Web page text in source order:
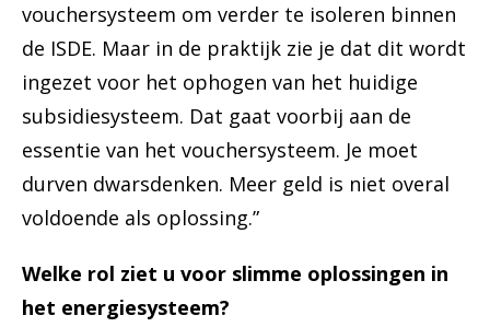
vouchersysteem om verder te isoleren binnen
de ISDE. Maar in de praktijk zie je dat dit wordt
ingezet voor het ophogen van het huidige
subsidiesysteem. Dat gaat voorbij aan de
essentie van het vouchersysteem. Je moet
durven dwarsdenken. Meer geld is niet overal
voldoende als oplossing.”
Welke rol ziet u voor slimme oplossingen in
het energiesysteem?